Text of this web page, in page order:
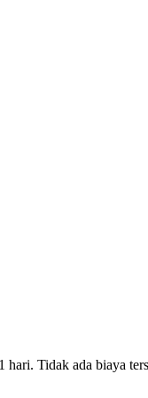
hari. Tidak ada biaya